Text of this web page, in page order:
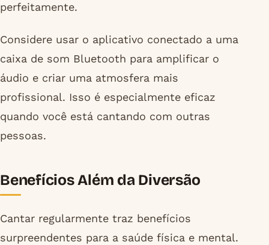
perfeitamente.
Considere usar o aplicativo conectado a uma
caixa de som Bluetooth para amplificar o
áudio e criar uma atmosfera mais
profissional. Isso é especialmente eficaz
quando você está cantando com outras
pessoas.
Benefícios Além da Diversão
Cantar regularmente traz benefícios
surpreendentes para a saúde física e mental.